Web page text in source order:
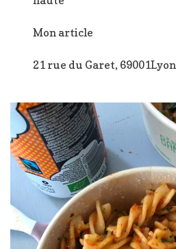
Mon article
21 rue du Garet, 69001Lyon